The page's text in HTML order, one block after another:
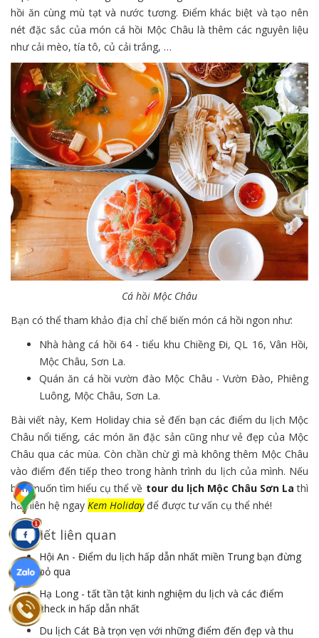
hồi ăn cùng mù tạt và nước tương. Điểm khác biệt và tạo nên
nét đặc sắc của món cá hồi Mộc Châu là thêm các nguyên liệu
như cải mèo, tía tô, củ cải trắng, …
Cá hồi Mộc Châu
Bạn có thể tham khảo địa chỉ chế biến món cá hồi ngon như:
Nhà hàng cá hồi 64 - tiểu khu Chiềng Đi, QL 16, Vân Hồi,
Mộc Châu, Sơn La.
Quán ăn cá hồi vườn đào Mộc Châu - Vườn Đào, Phiêng
Luông, Mộc Châu, Sơn La.
Bài viết này, Kem Holiday chia sẻ đến bạn các điểm du lịch Mộc
Châu nổi tiếng, các món ăn đặc sản cũng như vẻ đẹp của Mộc
Châu qua các mùa. Còn chần chừ gì mà không thêm Mộc Châu
vào điểm đến tiếp theo trong hành trình du lịch của mình. Nếu
bạn muốn tìm hiểu cụ thể về tour du lịch Mộc Châu Sơn La thì
hãy liên hệ ngay Kem Holidayđể được tư vấn cụ thể nhé!
Bài viết liên quan
Hội An - Điểm du lịch hấp dẫn nhất miền Trung bạn đừng
bỏ qua
Hạ Long - tất tần tật kinh nghiệm du lịch và các điểm
check in hấp dẫn nhất
Du lịch Cát Bà trọn vẹn với những điểm đến đẹp và thu